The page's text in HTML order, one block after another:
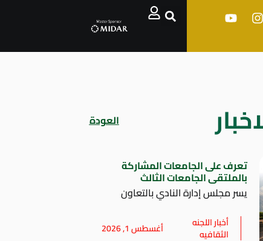
العودة
تعرف على الجامعات المشاركة
بالملتقى الجامعات الثالث
يسر مجلس إدارة النادي بالتعاون
أخبار اللجنه
الثقافيه أغسطس 1, 2026